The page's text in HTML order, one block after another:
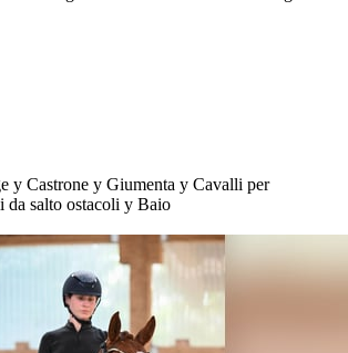
y Castrone y Giumenta y Cavalli per
da salto ostacoli y Baio